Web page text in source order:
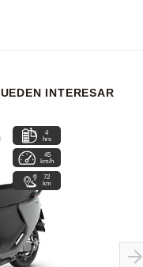
INTERESAR
4
hrs
45
km/h
72
km